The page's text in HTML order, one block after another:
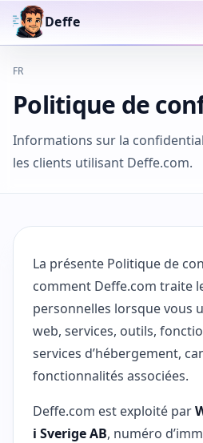
Deffe
FR
Politique de
Informations sur la
les clients utilisant Deffe.com.
La présente Politique de
comment Deffe.com traite
personnelles lorsque vous
web, services, outils,
services d’hébergement,
fonctionnalités associées.
Deffe.com est exploité par
i Sverige AB, numéro